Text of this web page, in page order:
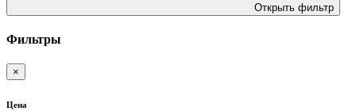
Открыть фильтр
Фильтры
×
Цена